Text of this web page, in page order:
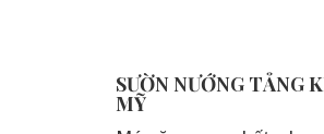
SƯỜN NƯỚNG TẢNG
MỸ